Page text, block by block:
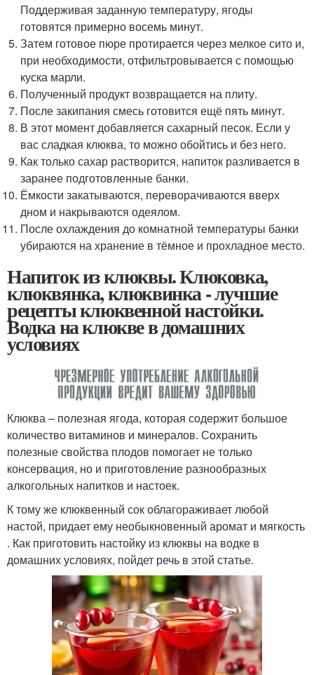
Поддерживая заданную температуру, ягоды
готовятся примерно восемь минут.
Затем готовое пюре протирается через мелкое сито и,
при необходимости, отфильтровывается с помощью
куска марли.
Полученный продукт возвращается на плиту.
После закипания смесь готовится ещё пять минут.
В этот момент добавляется сахарный песок. Если у
вас сладкая клюква, то можно обойтись и без него.
Как только сахар растворится, напиток разливается в
заранее подготовленные банки.
Ёмкости закатываются, переворачиваются вверх
дном и накрываются одеялом.
После охлаждения до комнатной температуры банки
убираются на хранение в тёмное и прохладное место.
Напиток из клюквы. Клюковка,
клюквянка, клюквинка - лучшие
рецепты клюквенной настойки.
Водка на клюкве в домашних
условиях
Клюква – полезная ягода, которая содержит большое
количество витаминов и минералов. Сохранить
полезные свойства плодов помогает не только
консервация, но и приготовление разнообразных
алкогольных напитков и настоек.
К тому же клюквенный сок облагораживает любой
настой, придает ему необыкновенный аромат и мягкость
. Как приготовить настойку из клюквы на водке в
домашних условиях, пойдет речь в этой статье.